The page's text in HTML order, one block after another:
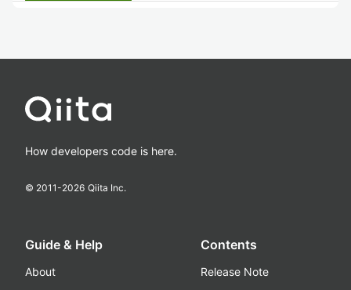
How developers code is here.
© 2011-2026 Qiita Inc.
Guide & Help
About
Contents
Release Note